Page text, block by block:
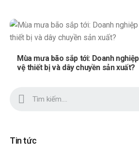
Mùa mưa bão sắp tới: Doanh
vệ thiết bị và dây chuyền sản xuất?
Tin tức